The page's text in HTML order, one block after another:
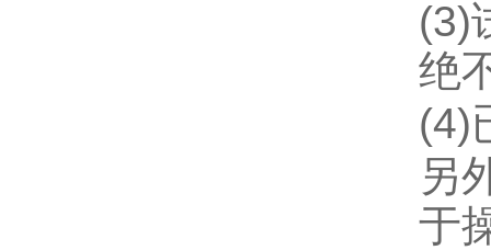
(3)
绝
(4)
另
于